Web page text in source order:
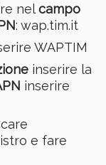
nelcampo
: wap.tim.it
WAPTIM
inserire la
inserire
e fare